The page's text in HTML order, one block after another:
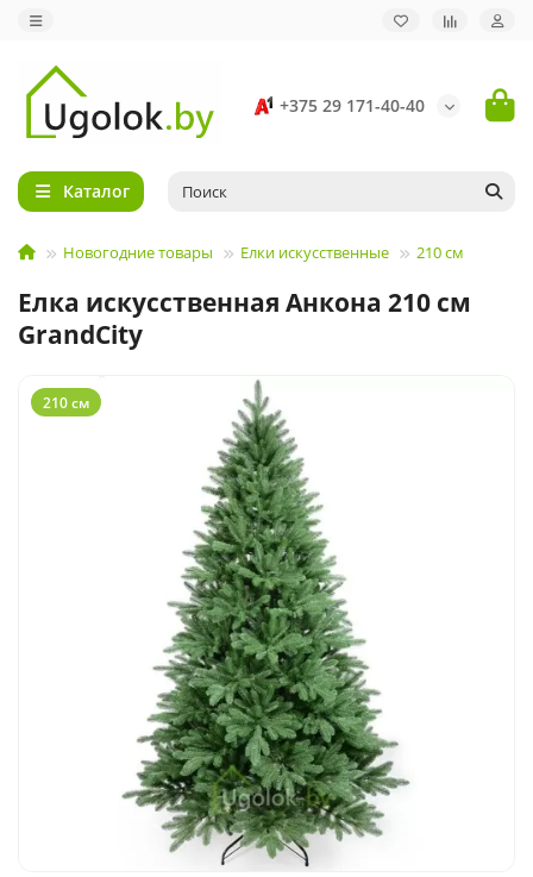
+375 29 171-40-40
Каталог
Новогодние товары Елки искусственные 210 см
Елка искусственная Анкона 210 см
GrandCity
210 см